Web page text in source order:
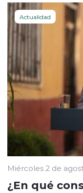
Actualidad
Miércoles 2 de
¿En qué